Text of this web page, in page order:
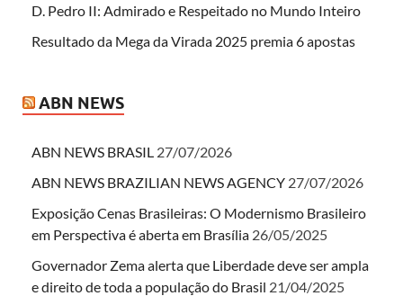
D. Pedro II: Admirado e Respeitado no Mundo Inteiro
Resultado da Mega da Virada 2025 premia 6 apostas
ABN NEWS
ABN NEWS BRASIL 27/07/2026
ABN NEWS BRAZILIAN NEWS AGENCY 27/07/2026
Exposição Cenas Brasileiras: O Modernismo Brasileiro
em Perspectiva é aberta em Brasília 26/05/2025
Governador Zema alerta que Liberdade deve ser ampla
e direito de toda a população do Brasil 21/04/2025